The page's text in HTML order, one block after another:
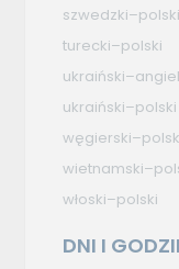
szwedzki–polski
turecki–polski
ukraiński–polski
włoski–polski
DNI I